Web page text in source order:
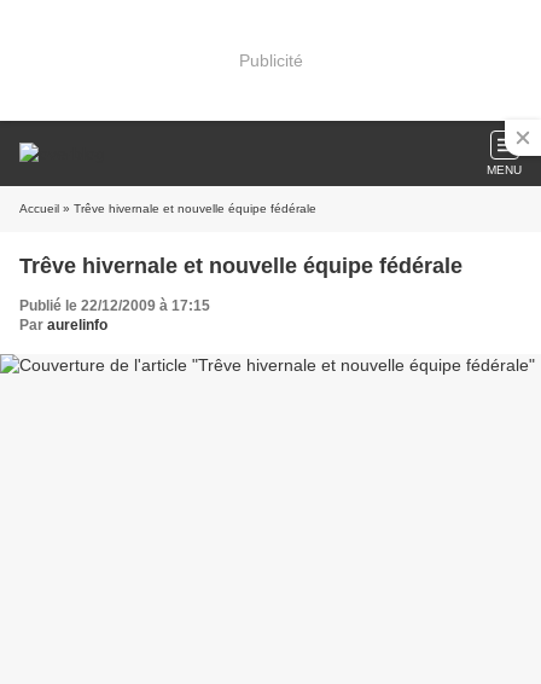
Publicité
MENU
Accueil » Trêve hivernale et nouvelle équipe fédérale
Trêve hivernale et nouvelle équipe fédérale
Publié le 22/12/2009 à 17:15
Par aurelinfo